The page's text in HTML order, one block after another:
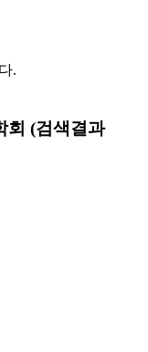
.
회 (검색결과